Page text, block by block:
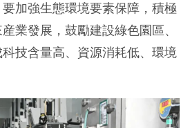
加強生態環境要素保障，積極
業發展，鼓勵建設綠色園區、
技含量高、資源消耗低、環境